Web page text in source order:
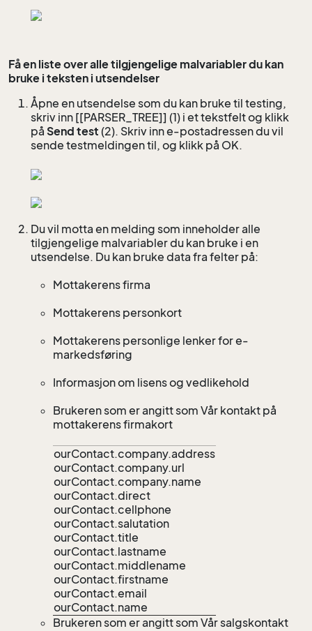
Få en liste over alle tilgjengelige malvariabler du kan
bruke i teksten i utsendelser
Åpne en utsendelse som du kan bruke til testing,
skriv inn [[PARSER_TREE]] (1) i et tekstfelt og klikk
på Send test (2). Skriv inn e-postadressen du vil
sende testmeldingen til, og klikk på OK.
Du vil motta en melding som inneholder alle
tilgjengelige malvariabler du kan bruke i en
utsendelse. Du kan bruke data fra felter på:
Mottakerens firma
Mottakerens personkort
Mottakerens personlige lenker for e-
markedsføring
Informasjon om lisens og vedlikehold
Brukeren som er angitt som Vår kontakt på
mottakerens firmakort
ourContact.company.address
ourContact.company.url
ourContact.company.name
ourContact.direct
ourContact.cellphone
ourContact.salutation
ourContact.title
ourContact.lastname
ourContact.middlename
ourContact.firstname
ourContact.email
ourContact.name
Brukeren som er angitt som Vår salgskontakt